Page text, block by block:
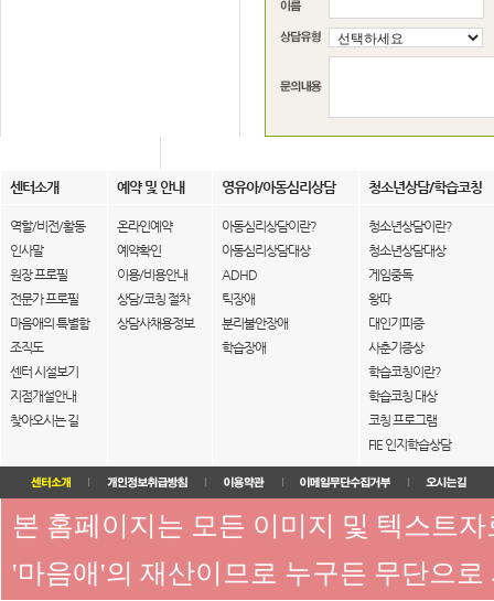
센터소개 예약 및 안내 영유아/아동심리상담 청소년상담/학습코칭
역할/비전/활동
인사말
원장 프로필
전문가 프로필
마음애의 특별함
조직도
센터 시설보기
지점개설안내
찾아오시는 길
온라인예약
예약확인
이용/비용안내
상담/코칭 절차
상담사채용정보
아동심리상담이란?
아동심리상담대상
ADHD
틱장애
분리불안장애
학습장애
청소년상담이란?
청소년상담대상
게임중독
왕따
대인기피증
사춘기증상
학습코칭이란?
학습코칭 대상
코칭 프로그램
FIE 인지학습상담
본 홈페이지는 모든 이미지 및 텍스트
'마음애'의 재산이므로 누구든 무단으